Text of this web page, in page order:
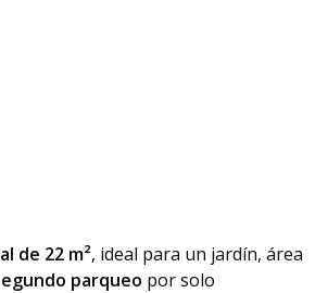
de 22 m², ideal para un jardín, área
parqueo por solo